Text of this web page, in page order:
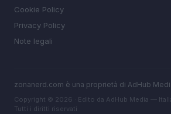
Cookie Policy
Privacy Policy
Note legali
zonanerd.com è una proprietà di AdHub
Copyright © 2026 · Edito da AdHub Media —
Tutti i diritti riservati